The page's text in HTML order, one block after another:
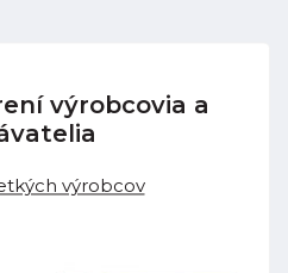
výrobcovia a
výrobcov